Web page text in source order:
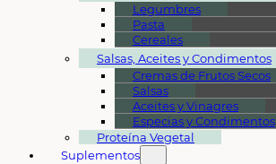
Legumbres
Pasta
Cereales
Salsas, Aceites y Condimentos
Cremas de Frutos Secos
Salsas
Aceites y Vinagres
Especias y Condimentos
Proteína Vegetal
Suplementos